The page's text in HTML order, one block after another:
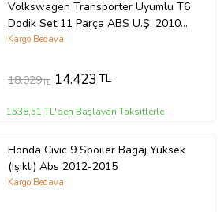
Volkswagen Transporter Uyumlu T6
Dodik Set 11 Parça ABS U.Ş. 2010
2014 Model Arası
Kargo Bedava
18.029TL 14.423TL
1538,51 TL'den Başlayan Taksitlerle
Honda Civic 9 Spoiler Bagaj Yüksek
(Işıklı) Abs 2012-2015
Kargo Bedava